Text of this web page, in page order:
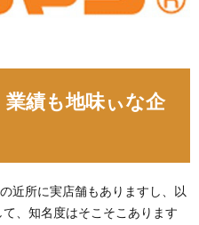
績も地味ぃな企
近所に実店舗もありますし、以
、知名度はそこそこあります